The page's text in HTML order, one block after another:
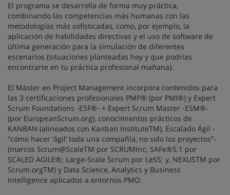
El programa se desarrolla de forma muy práctica,
combinando las competencias más humanas con las
metodologías más sofisticadas, como, por ejemplo, la
aplicación de habilidades directivas y el uso de software de
última generación para la simulación de diferentes
escenarios (situaciones planteadas hoy y que podrías
encontrarte en tu práctica profesional mañana).
El Máster en Project Management incorpora contenidos para
las 3 certificaciones profesionales PMP® (por PMI®) y Expert
Scrum Foundations -ESF®- + Expert Scrum Master -ESM®-
(por EuropeanScrum.org), conocimientos prácticos de
KANBAN (alineados con Kanban InstituteTM), Escalado Ágil -
“cómo hacer ‘ágil’ toda una compañía, no solo los proyectos”-
(marcos Scrum@ScaleTM por SCRUMInc; SAFe®5.1 por
SCALED AGILE®; Large-Scale Scrum por LeSS; y, NEXUSTM por
Scrum.orgTM) y Data Science, Analytics y Business
Intelligence aplicados a entornos PMO.